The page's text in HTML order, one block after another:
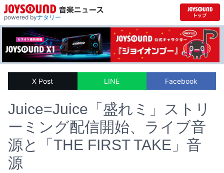
powered byナタリー
X Post LINE Facebook
Juice=Juice「盛れミ」ストリ
ーミング配信開始、ライブ音
源と「THE FIRST TAKE」音
源